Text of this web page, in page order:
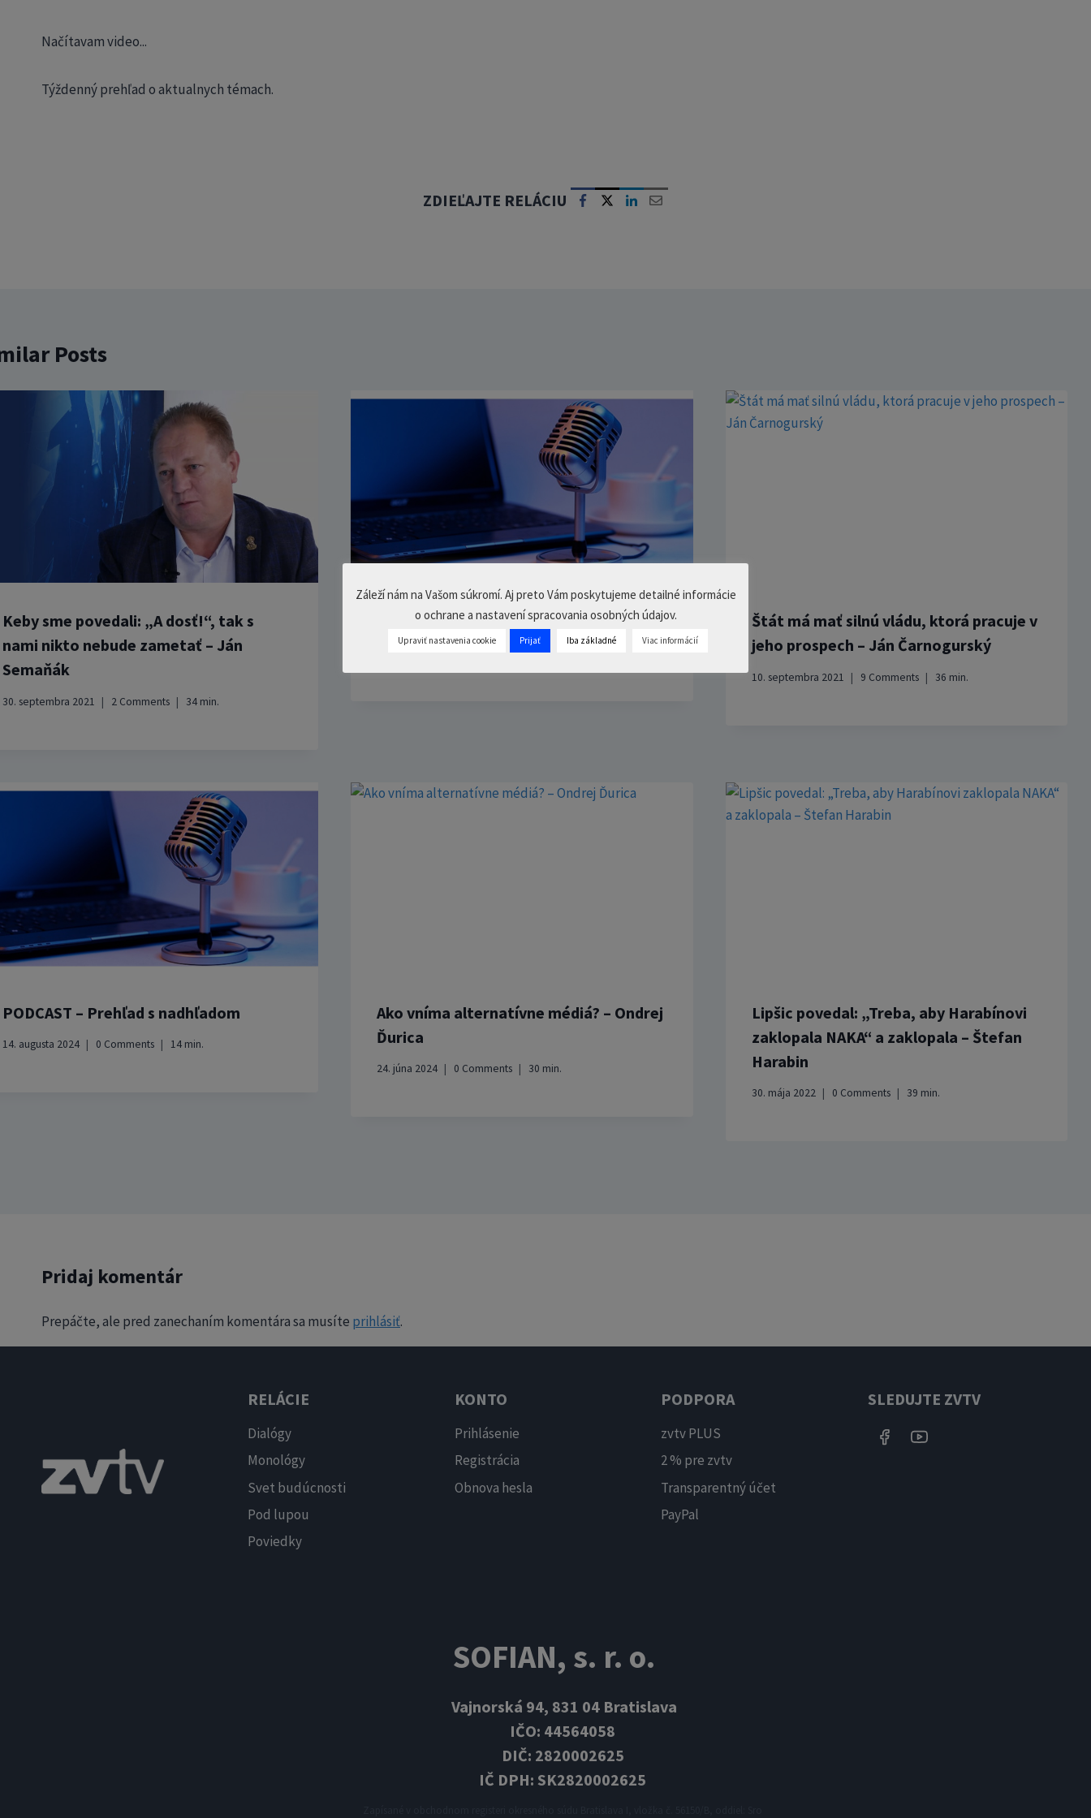
Načítavam video...
Týždenný prehľad o aktualnych témach.
ZDIEĽAJTE RELÁCIU
Posts
Keby sme povedali: „A dosť!“, tak s
nami nikto nebude zametať – Ján
Semaňák
30. septembra 2021 2 Comments 34 min.
PODCAST – Prehľad s nadhľadom
0 Comments 12
Štát má mať silnú vládu, ktorá pracuje v
jeho prospech – Ján Čarnogurský
10. septembra 2021 9 Comments 36 min.
PODCAST – Prehľad s nadhľadom
14. augusta 2024 0 Comments 14 min.
Ako vníma alternatívne médiá? – Ondrej
Ďurica
24. júna 2024 0 Comments 30 min.
Lipšic povedal: „Treba, aby Harabínovi
zaklopala NAKA“ a zaklopala – Štefan
Harabin
30. mája 2022 0 Comments 39 min.
Pridaj komentár
Prepáčte, ale pred zanechaním komentára sa musíte prihlásiť.
RELÁCIE
Dialógy
Monológy
Svet budúcnosti
Pod lupou
Poviedky
KONTO
Prihlásenie
Registrácia
Obnova hesla
PODPORA
zvtv PLUS
2 % pre zvtv
Transparentný účet
PayPal
SLEDUJTE ZVTV
SOFIAN, s. r. o.
Vajnorská 94, 831 04 Bratislava
IČO: 44564058
DIČ: 2820002625
IČ DPH: SK2820002625
Záleží nám na Vašom súkromí. Aj preto Vám poskytujeme detailné informácie
o ochrane a nastavení spracovania osobných údajov.
Upraviť nastavenia cookie Prijať Iba základné Viac informácií